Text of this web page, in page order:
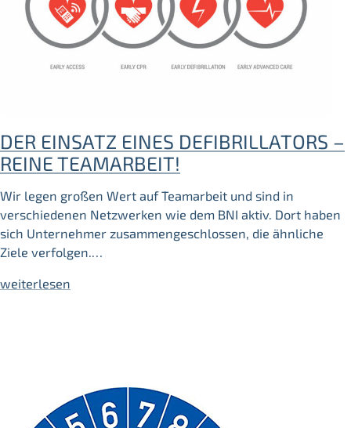
DER EINSATZ EINES DEFIBRILLATORS –
REINE TEAMARBEIT!
Wir legen großen Wert auf Teamarbeit und sind in
verschiedenen Netzwerken wie dem BNI aktiv. Dort haben
sich Unternehmer zusammengeschlossen, die ähnliche
Ziele verfolgen.…
weiterlesen